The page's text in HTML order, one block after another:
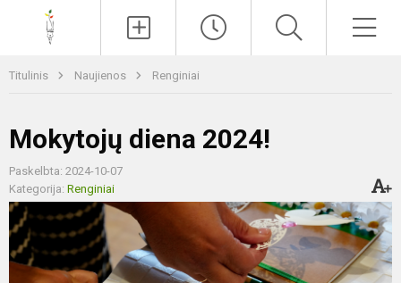
Titulinis Naujienos Renginiai
Mokytojų diena 2024!
Paskelbta: 2024-10-07
Kategorija: Renginiai